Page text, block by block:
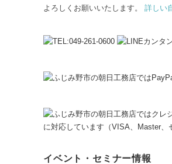
よろしくお願いいたします。 詳しい
イベント・セミナー情報